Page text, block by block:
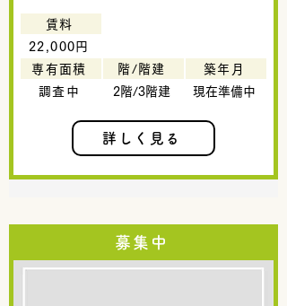
築年月
調査中
2階/3階建
22,000円
現在準備中
詳しく見る
階/階建
専有面積
賃料
募集中